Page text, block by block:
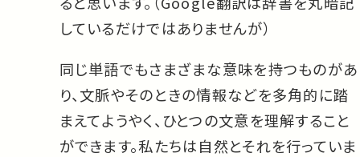
しているだけではありませんが）
同じ単語でもさまざまな意味を持つものがあ
り、文脈やそのときの情報などを多角的に踏
まえてようやく、ひとつの文意を理解すること
ができます。私たちは自然とそれを行っていま